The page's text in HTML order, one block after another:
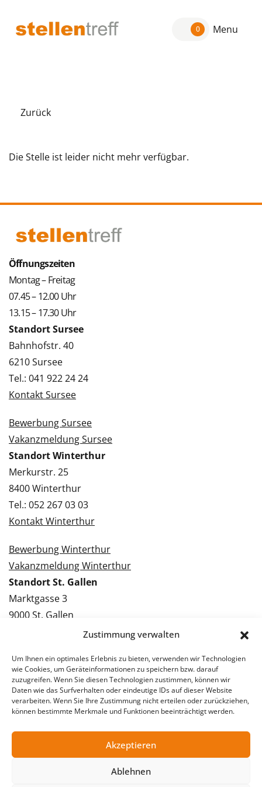
Zustimmung verwalten
Um Ihnen ein optimales Erlebnis zu bieten, verwenden wir Technologien
wie Cookies, um Geräteinformationen zu speichern bzw. darauf
zuzugreifen. Wenn Sie diesen Technologien zustimmen, können wir
Daten wie das Surfverhalten oder eindeutige IDs auf dieser Website
verarbeiten. Wenn Sie Ihre Zustimmung nicht erteilen oder zurückziehen,
können bestimmte Merkmale und Funktionen beeinträchtigt werden.
Akzeptieren
Ablehnen
0 Menu
Zurück
Die Stelle ist leider nicht mehr verfügbar.
Öffnungszeiten
Montag – Freitag
07.45 – 12.00 Uhr
13.15 – 17.30 Uhr
Standort Sursee
Bahnhofstr. 40
6210 Sursee
Tel.: 041 922 24 24
Kontakt Sursee
Bewerbung Sursee
Vakanzmeldung Sursee
Standort Winterthur
Merkurstr. 25
8400 Winterthur
Tel.: 052 267 03 03
Kontakt Winterthur
Bewerbung Winterthur
Vakanzmeldung Winterthur
Standort St. Gallen
Marktgasse 3
9000 St. Gallen
Tel.: 071 228 09 09
Bewerbung St. Gallen
Vakanzmeldung St. Gallen
© 2026 Stellentreff AG